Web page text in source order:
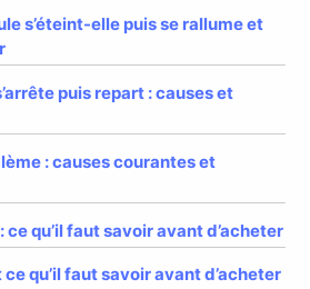
s’éteint-elle puis se rallume et
puis repart : causes et
: causes courantes et
ce qu’il faut savoir avant d’acheter
qu’il faut savoir avant d’acheter